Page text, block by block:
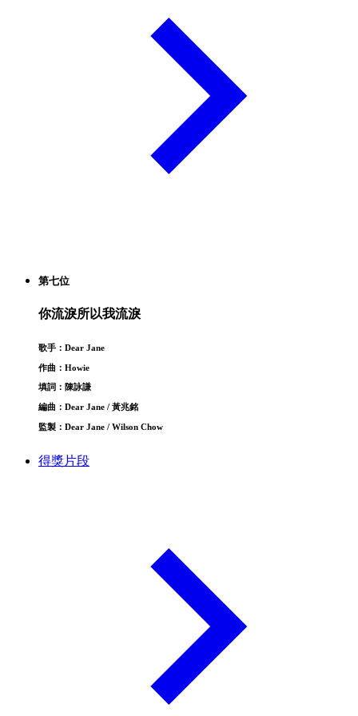
第七位
你流淚所以我流淚
歌手：Dear Jane
作曲：Howie
填詞：陳詠謙
編曲：Dear Jane / 黃兆銘
監製：Dear Jane / Wilson Chow
得獎片段